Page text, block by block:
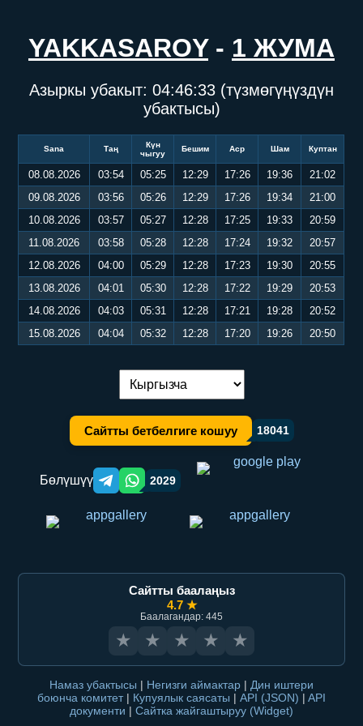
YAKKASAROY- 1 ЖУМА
Азыркы убакыт: 04:46:34 (түзмөгүңүздүн
убактысы)
Sana Таң
Күн
чыгуу
Бешим Аср Шам Куптан
08.08.2026 03:54 05:25 12:29 17:26 19:36
21:02
09.08.2026
03:56 05:26 12:29 17:26 19:34
21:00
10.08.2026
03:57 05:27 12:28 17:25 19:33
20:59
11.08.2026
03:58 05:28 12:28 17:24 19:32
20:57
12.08.2026
04:00 05:29 12:28 17:23 19:30
20:55
13.08.2026
04:01 05:30 12:28 17:22 19:29
20:53
14.08.2026
04:03 05:31 12:28 17:21 19:28
20:52
15.08.2026
04:04 05:32 12:28 17:20 19:26 20:50
Тилди алмаштыруу:
Сайтты бетбелгиге кошуу 18041
Бөлүшүү Telegram orqali ulashish
WhatsApp orqali ulashish
2029
Сайтты баалаңыз
4.7 ★
Баалагандар: 445
★ ★ ★ ★ ★
Намаз убактысы | Негизги аймактар | Дин иштери
боюнча комитет | Купуялык саясаты | API (JSON) | API
документи | Сайтка жайгаштыруу (Widget)